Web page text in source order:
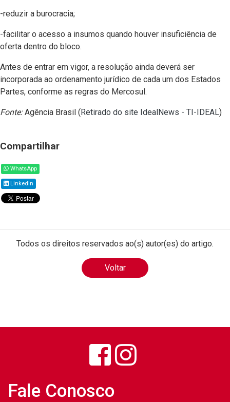
-reduzir a burocracia;
-facilitar o acesso a insumos quando houver insuficiência de
oferta dentro do bloco.
Antes de entrar em vigor, a resolução ainda deverá ser
incorporada ao ordenamento jurídico de cada um dos Estados
Partes, conforme as regras do Mercosul.
Fonte:Agência Brasil (Retirado do site IdealNews - TI-IDEAL)
Compartilhar
WhatsApp
Linkedin
Todos os direitos reservados ao(s) autor(es) do artigo.
Voltar
Fale Conosco